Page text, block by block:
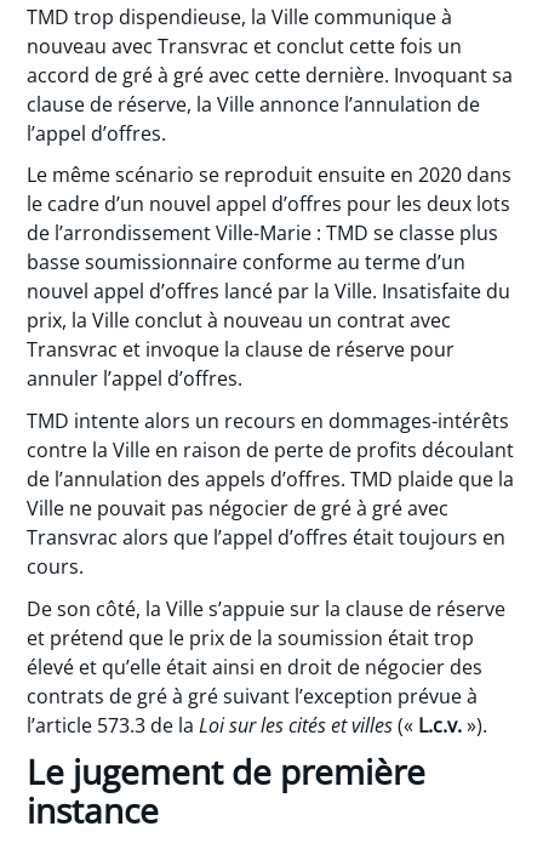
TMD trop dispendieuse, la Ville communique à
nouveau avec Transvrac et conclut cette fois un
accord de gré à gré avec cette dernière. Invoquant sa
clause de réserve, la Ville annonce l’annulation de
l’appel d’offres.
Le même scénario se reproduit ensuite en 2020 dans
le cadre d’un nouvel appel d’offres pour les deux lots
de l’arrondissement Ville-Marie : TMD se classe plus
basse soumissionnaire conforme au terme d’un
nouvel appel d’offres lancé par la Ville. Insatisfaite du
prix, la Ville conclut à nouveau un contrat avec
Transvrac et invoque la clause de réserve pour
annuler l’appel d’offres.
TMD intente alors un recours en dommages-intérêts
contre la Ville en raison de perte de profits découlant
de l’annulation des appels d’offres. TMD plaide que la
Ville ne pouvait pas négocier de gré à gré avec
Transvrac alors que l’appel d’offres était toujours en
cours.
De son côté, la Ville s’appuie sur la clause de réserve
et prétend que le prix de la soumission était trop
élevé et qu’elle était ainsi en droit de négocier des
contrats de gré à gré suivant l’exception prévue à
l’article 573.3 de laLoi sur les cités et villes(« L.c.v.»).
Le jugement de première
instance